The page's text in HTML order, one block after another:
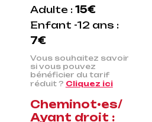
Adulte : 15€
Enfant -12 ans :
7€
Vous souhaitez savoir
si vous pouvez
bénéficier du tarif
réduit ? Cliquez ici
Cheminot•es/
Ayant droit :